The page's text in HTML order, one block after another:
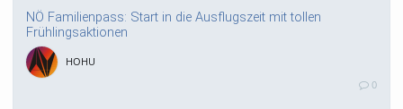
NÖ Familienpass: Start in die Ausflugszeit mit tollen
Frühlingsaktionen
HOHU
0